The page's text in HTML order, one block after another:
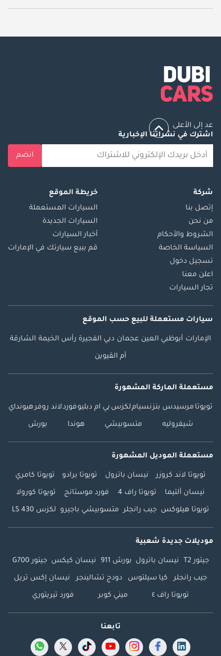
يبدأ سعر سيارة أم جي RX8 جديدة في دبي 67,000.
عد إلى الأعلى
اشترك في نشراتنا الإخبارية
انضم
شركة
إتصل بنا
من نحن
الشروط والأحكام
السياسة الخاصة
تسجيل دخول
اعلن معنا
تجار السيارات
خريطة الموقع
السيارات المستعملة
السيارات الجديدة
أخبار السيارات
قم ببيع سيارتك في الإمارات
سيارات مستعملة للبيع حسب الموقع
الإمارات أبوظبي العين عجمان دبي الفجيرة رأس الخيمة الشارقة
أم القيوين
مستعملة الماركة المشهورة
تويوتا مرسيدس بنزنسياملكزس بي ام دبليوفوردلاند روفرهيونداي
شيفروليه متسوبيشي هوندا بورش
مستعملة الموديل المشهورة
تويوتا لاند كروزر نيسان باترول تويوتا برادو تويوتا كامري
نيسان ألتيما تويوتا راف 4 فورد موستانج تويوتا كورولا
تويوتا هيلوكس جيب رانجلر متسوبيشي باجيرو لكزس LS 430
موديلات جديدة شعبية
جيتور T2 نيسان باترول بورش 911 نيسان كيكس جيتور G700
جيب رانجلر كيا سيلتوس دودج تشالينجر نيسان إكس تريل
تويوتا راف ٤ ميني كوبر فورد تيريتوري
تابعنا